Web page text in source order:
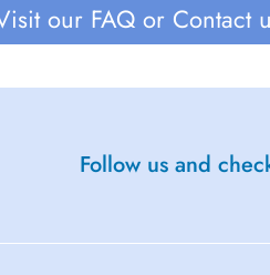
our FAQ or Contact
Follow us and